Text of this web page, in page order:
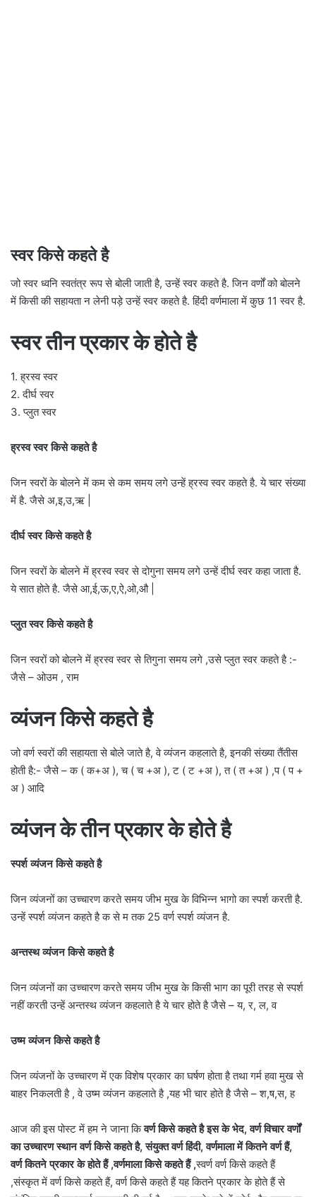
स्वर किसे कहते है
जो स्वर ध्वनि स्वतंत्र रूप से बोली जाती है, उन्हें स्वर कहते है. जिन वर्णों को बोलने
में किसी की सहायता न लेनी पड़े उन्हें स्वर कहते है. हिंदी वर्णमाला में कुछ 11 स्वर है.
स्वर तीन प्रकार के होते है
1. ह्रस्व स्वर
2. दीर्घ स्वर
3. प्लुत स्वर
ह्रस्व स्वर किसे कहते है
जिन स्वरों के बोलने में कम से कम समय लगे उन्हें ह्रस्व स्वर कहते है. ये चार संख्या
में है. जैसे अ,इ,उ,ऋ |
दीर्घ स्वर किसे कहते है
जिन स्वरों के बोलने में ह्रस्व स्वर से दोगुना समय लगे उन्हें दीर्घ स्वर कहा जाता है.
ये सात होते है. जैसे आ,ई,ऊ,ए,ऐ,ओ,औ |
प्लुत स्वर किसे कहते है
जिन स्वरों को बोलने में ह्रस्व स्वर से तिगुना समय लगे ,उसे प्लुत स्वर कहते है :-
जैसे – ओउम , राम
व्यंजन किसे कहते है
जो वर्ण स्वरों की सहायता से बोले जाते है, वे व्यंजन कहलाते है, इनकी संख्या तैंतीस
होती है:- जैसे – क ( क+अ ), च ( च +अ ), ट ( ट +अ ), त ( त +अ ) ,प ( प +
अ ) आदि
व्यंजन के तीन प्रकार के होते है
स्पर्श व्यंजन किसे कहते है
जिन व्यंजनों का उच्चारण करते समय जीभ मुख के विभिन्न भागो का स्पर्श करती है.
उन्हें स्पर्श व्यंजन कहते है क से म तक 25 वर्ण स्पर्श व्यंजन है.
अन्तस्थ व्यंजन किसे कहते है
जिन व्यंजनों का उच्चारण करते समय जीभ मुख के किसी भाग का पूरी तरह से स्पर्श
नहीं करती उन्हें अन्तस्थ व्यंजन कहलाते है ये चार होते है जैसे – य, र, ल, व
उष्म व्यंजन किसे कहते है
जिन व्यंजनों के उच्चारण में एक विशेष प्रकार का घर्षण होता है तथा गर्म हवा मुख से
बाहर निकलती है , वे उष्म व्यंजन कहलाते है ,यह भी चार होते है जैसे – श,ष,स, ह
आज की इस पोस्ट में हम ने जाना किवर्ण किसे कहते है इस के भेद, वर्ण विचार वर्णों
का उच्चारण स्थान वर्ण किसे कहते है, संयुक्त वर्ण हिंदी, वर्णमाला में कितने वर्ण हैं,
वर्ण कितने प्रकार के होते हैं ,वर्णमाला किसे कहते हैं ,स्वर्ण वर्ण किसे कहते हैं
,संस्कृत में वर्ण किसे कहते हैं, वर्ण किसे कहते हैं यह कितने प्रकार के होते हैं से